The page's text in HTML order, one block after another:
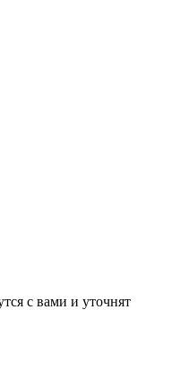
с вами и уточнят